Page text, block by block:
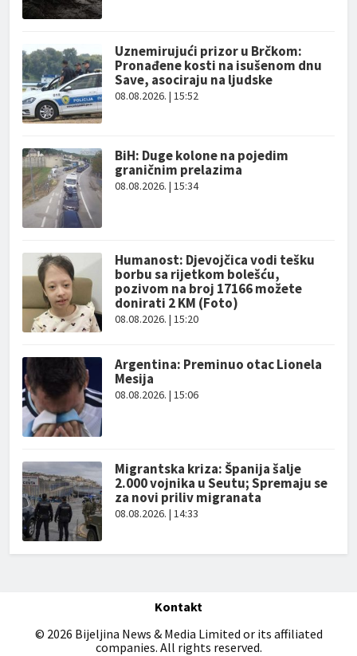
Uznemirujući prizor u Brčkom:
Pronađene kosti na isušenom dnu
Save, asociraju na ljudske
08.08.2026. | 15:52
BiH: Duge kolone na pojedim
graničnim prelazima
08.08.2026. | 15:34
Humanost: Djevojčica vodi tešku
borbu sa rijetkom bolešću,
pozivom na broj 17166 možete
donirati 2 KM (Foto)
08.08.2026. | 15:20
Argentina: Preminuo otac Lionela
Mesija
08.08.2026. | 15:06
Migrantska kriza: Španija šalje
2.000 vojnika u Seutu; Spremaju se
za novi priliv migranata
08.08.2026. | 14:33
Kontakt
© 2026 Bijeljina News & Media Limited or its affiliated
companies. All rights reserved.